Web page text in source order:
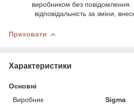
виробником без
відповідальність за зміни,
Приховати
Характеристики
Основні
Виробник
Sigma